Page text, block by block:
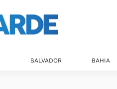
SALVADOR BAHIA